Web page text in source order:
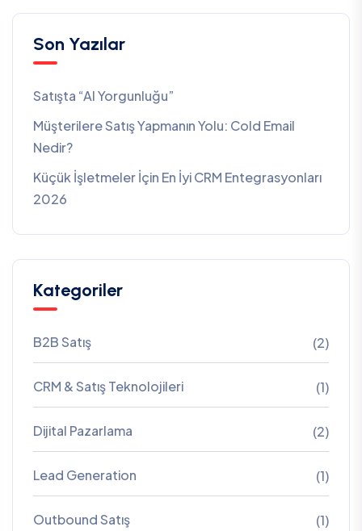
Son Yazılar
Satışta “AI Yorgunluğu”
Müşterilere Satış Yapmanın Yolu: Cold Email
Nedir?
Küçük İşletmeler İçin En İyi CRM Entegrasyonları
2026
Kategoriler
B2B Satış (2)
CRM & Satış Teknolojileri (1)
Dijital Pazarlama (2)
Lead Generation (1)
Outbound Satış (1)